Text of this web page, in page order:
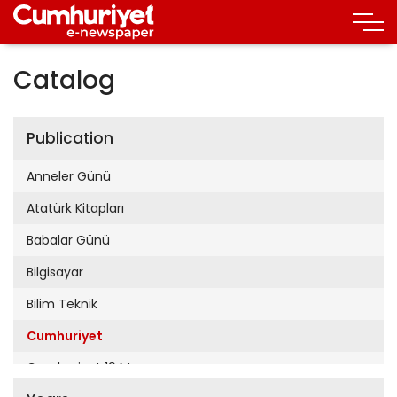
Catalog
Publication
Anneler Günü
Atatürk Kitapları
Babalar Günü
Bilgisayar
Bilim Teknik
Cumhuriyet
Cumhuriyet 19 Mayıs